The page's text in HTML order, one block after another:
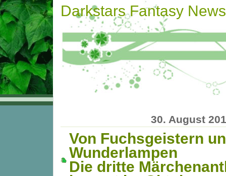
Darkstars Fantasy News
30. August
Von Fuchsgeistern
Wunderlampen
Die dritte